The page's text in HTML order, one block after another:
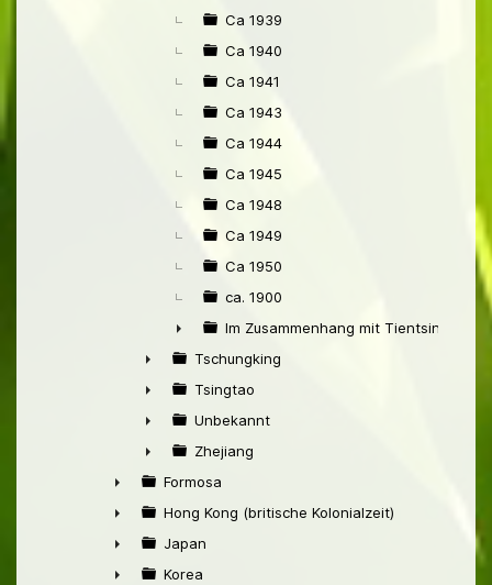
Ca 1939
Ca 1940
Ca 1941
Ca 1943
Ca 1944
Ca 1945
Ca 1948
Ca 1949
Ca 1950
ca. 1900
►
Im Zusammenhang mit Tientsin
►
Tschungking
►
Tsingtao
►
Unbekannt
►
Zhejiang
►
Formosa
►
Hong Kong (britische Kolonialzeit)
►
Japan
Korea